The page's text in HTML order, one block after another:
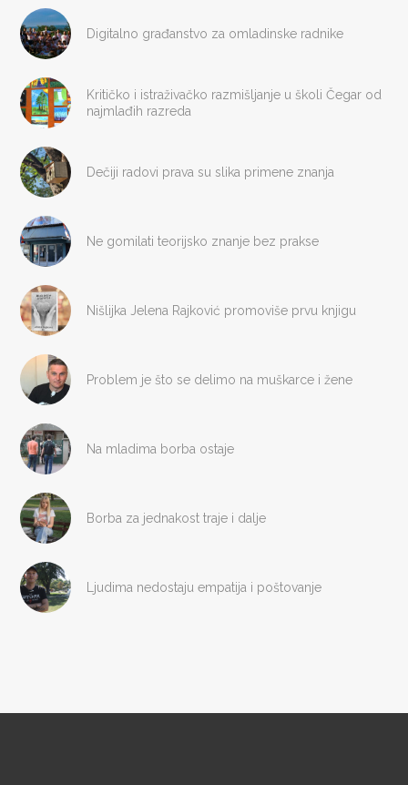
Digitalno građanstvo za omladinske radnike
Kritičko i istraživačko razmišljanje u školi Čegar od
najmlađih razreda
Dečiji radovi prava su slika primene znanja
Ne gomilati teorijsko znanje bez prakse
Nišlijka Jelena Rajković promoviše prvu knjigu
Problem je što se delimo na muškarce i žene
Na mladima borba ostaje
Borba za jednakost traje i dalje
Ljudima nedostaju empatija i poštovanje